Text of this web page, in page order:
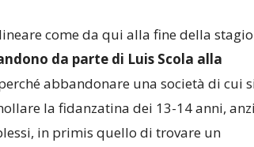
come da qui alla fine della
da parte di Luis Scola alla
abbandonare una società di cui
la fidanzatina dei 13-14 anni,
in primis quello di trovare un